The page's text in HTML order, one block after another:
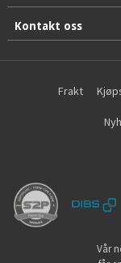
Kontakt oss
Frakt
Vår